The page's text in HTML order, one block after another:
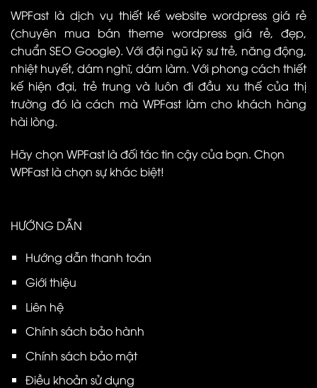
WPFast là dịch vụ thiết kế website wordpress giá rẻ
(chuyên mua bán theme wordpress giá rẻ, đẹp,
chuẩn SEO Google). Với đội ngũ kỹ sư trẻ, năng động,
nhiệt huyết, dám nghĩ, dám làm. Với phong cách thiết
kế hiện đại, trẻ trung và luôn đi đầu xu thế của thị
trường đó là cách mà WPFast làm cho khách hàng
hài lòng.
Hãy chọn WPFast là đối tác tin cậy của bạn. Chọn
WPFast là chọn sự khác biệt!
HƯỚNG DẪN
Hướng dẫn thanh toán
Giới thiệu
Liên hệ
Chính sách bảo hành
Chính sách bảo mật
Điều khoản sử dụng